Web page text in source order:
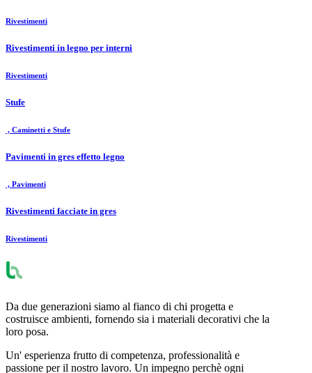
Rivestimenti
Rivestimenti in legno per interni
Rivestimenti
Stufe
, Caminetti e Stufe
Pavimenti in gres effetto legno
, Pavimenti
Rivestimenti facciate in gres
Rivestimenti
Da due generazioni siamo al fianco di chi progetta e
costruisce ambienti, fornendo sia i materiali decorativi che la
loro posa.
Un' esperienza frutto di competenza, professionalità e
passione per il nostro lavoro. Un impegno perchè ogni